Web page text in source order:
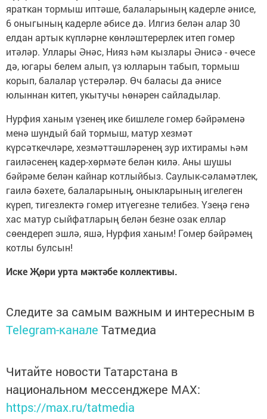
яраткан тормыш иптәше, балаларының кадерле әнисе,
6 оныгының кадерле әбисе дә. Илгиз белән алар 30
елдан артык күпләрне көнләштерерлек итеп гомер
итәләр. Уллары Әнәс, Нияз һәм кызлары Әнисә - өчесе
дә, югары белем алып, үз юлларын табып, тормыш
корып, балалар үстерәләр. Өч баласы да әнисе
юлыннан китеп, укытучы һөнәрен сайладылар.
Нурфия ханым үзенең ике бишлеле гомер бәйрәменә
менә шундый бай тормыш, матур хезмәт
күрсәткечләре, хезмәттәшләренең зур ихтирамы һәм
гаиләсенең кадер-хөрмәте белән килә. Аны шушы
бәйрәме белән кайнар котлыйбыз. Саулык-сәламәтлек,
гаилә бәхете, балаларының, оныкларының игелеген
күреп, тигезлектә гомер итүегезне телибез. Үзеңә генә
хас матур сыйфатларың белән безне озак еллар
сөендереп эшлә, яшә, Нурфия ханым! Гомер бәйрәмең
котлы булсын!
Иске Җөри урта мәктәбе коллективы.
Следите за самым важным и интересным в
Telegram-канале Татмедиа
Читайте новости Татарстана в
национальном мессенджере MАХ:
https://max.ru/tatmedia